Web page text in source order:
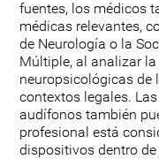
fuentes, los médicos
médicas relevantes,
de Neurología o la
Múltiple, al analizar
neuropsicológicas de
contextos legales.
audífonos también
profesional está
dispositivos dentro